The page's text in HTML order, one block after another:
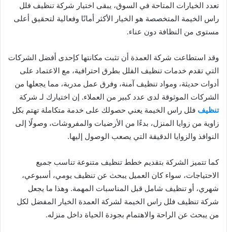
تعدد الخيارات المتاحة في السوق، يبقى اختيار شركة تنظيف فلل
راس الخيمة المتخصصة هو الخيار الأكثر أمانًا وفعالية لتحقيق أعلى
مستوى من النظافة دون عناء.
وقد استطاعت شركة العمدة أن تثبت مكانتها كإحدى أفضل الشركات
التي تقدم خدمات تنظيف الفلل بطرق احترافية، مع الاعتماد على
أدوات حديثة، ومواد تنظيف آمنة، وفرق عمل مدربة، مما يجعلها من
الشركات الموثوقة لدى عدد كبير من العملاء. إن اختيارك لـ شركة
تنظيف فلل راس الخيمة يعني حصولك على خدمة متكاملة تهتم بكل
زاوية من زوايا المنزل، بدءًا من الأرضيات والمفروشات، وصولًا إلى
النوافذ والزوايا الدقيقة التي يصعب الوصول إليها.
كما تتميز الشركة بتقديم خطط تنظيف متنوعة تناسب جميع
الاحتياجات، سواء كان العميل يبحث عن تنظيف يومي، أسبوعي،
شهري، أو تنظيف شامل قبل المناسبات المهمة. وهذا ما يجعل
شركة تنظيف فلل راس الخيمة لشركة العمدة الخيار المفضل لكل
من يبحث عن الراحة والاهتمام بجودة الحياة داخل منزله.